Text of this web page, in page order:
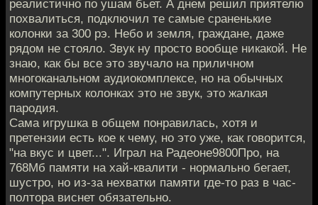
реалистично по ушам бьет. А днем решил приятелю
похвалиться, подключил те самые сраненькие
колонки за 300 рэ. Небо и земля, граждане, даже
рядом не стояло. Звук ну просто вообще никакой. Не
знаю, как бы все это звучало на приличном
многоканальном аудиокомплексе, но на обычных
компутерных колонках это не звук, это жалкая
пародия.
Сама игрушка в общем понравилась, хотя и
претензии есть кое к чему, но это уже, как говорится,
"на вкус и цвет...". Играл на Радеоне9800Про, на
768Мб памяти на хай-квалити - нормально бегает,
шустро, но из-за нехватки памяти где-то раз в час-
полтора виснет обязательно.